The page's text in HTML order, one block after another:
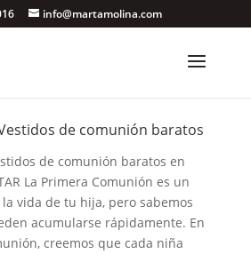
info@martamolina.com
de comunión baratos
de comunión baratos en
La Primera Comunión es un
vida de tu hija, pero sabemos
acumularse rápidamente. En
creemos que cada niña